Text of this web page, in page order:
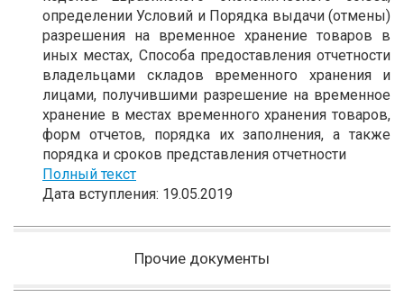
определении Условий и Порядка выдачи (отмены)
разрешения на временное хранение товаров в
иных местах, Способа предоставления отчетности
владельцами складов временного хранения и
лицами, получившими разрешение на временное
хранение в местах временного хранения товаров,
форм отчетов, порядка их заполнения, а также
порядка и сроков представления отчетности
Полный текст
Дата вступления: 19.05.2019
Прочие документы